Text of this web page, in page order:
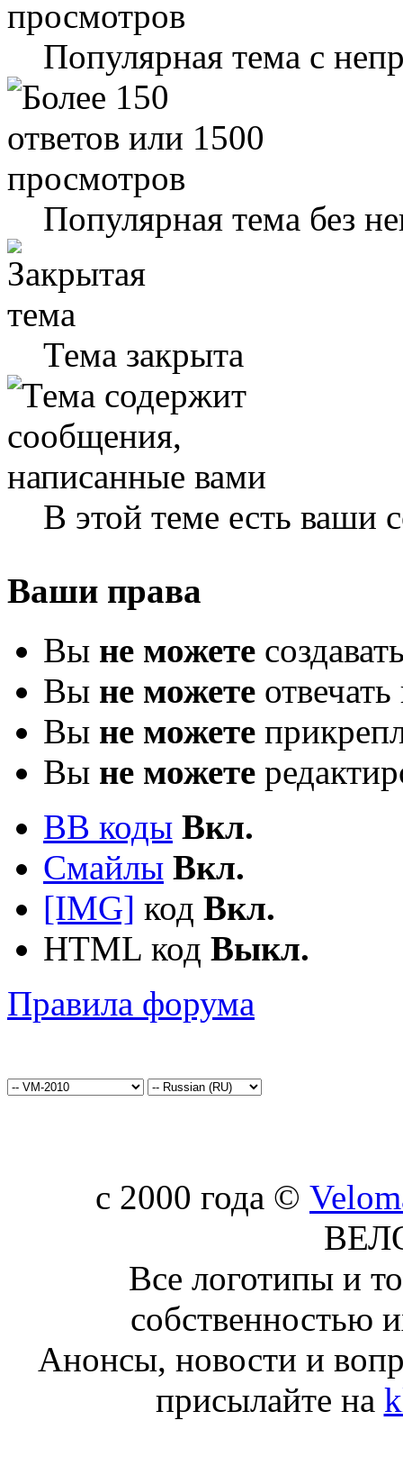
Популярная тема с
Популярная тема без
Тема закрыта
В этой теме есть ваши
Ваши права
Вы не можете
Вы не можете
Вы не можете
Вы не можете
BB коды Вкл.
Смайлы Вкл.
[IMG] код Вкл.
HTML код Выкл.
Правила форума
c 2000 года ©
Все логотипы и
собственностью
Анонсы, новости и
присылайте на